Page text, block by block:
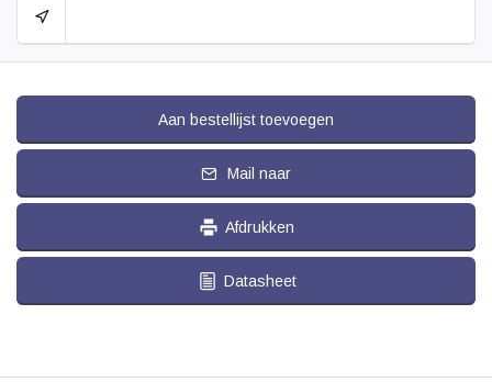
Aan bestellijst toevoegen
Mail naar
Afdrukken
Datasheet